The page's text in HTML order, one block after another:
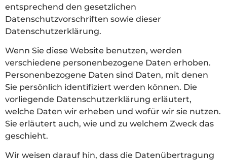
entsprechend den gesetzlichen
Datenschutzvorschriften sowie dieser
Datenschutzerklärung.
Wenn Sie diese Website benutzen, werden
verschiedene personenbezogene Daten erhoben.
Personenbezogene Daten sind Daten, mit denen
Sie persönlich identifiziert werden können. Die
vorliegende Datenschutzerklärung erläutert,
welche Daten wir erheben und wofür wir sie nutzen.
Sie erläutert auch, wie und zu welchem Zweck das
geschieht.
Wir weisen darauf hin, dass die Datenübertragung